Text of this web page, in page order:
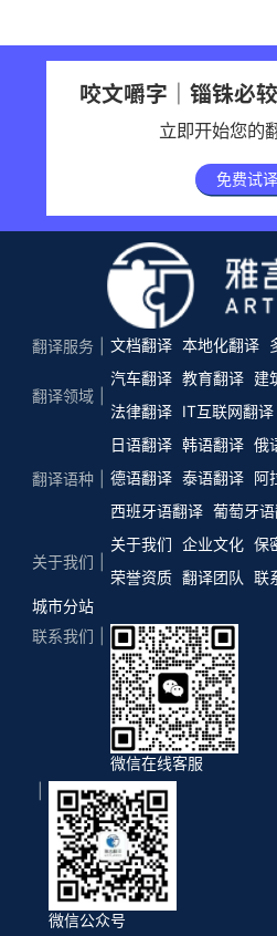
咬文嚼字｜锱铢必
立即开始您的
免费试译
翻译服务 文档翻译 本地化翻译
翻译领域
汽车翻译 教育翻译 建
法律翻译
IT互联网翻译
翻译语种
日语翻译 韩语翻译 俄
德语翻译 泰语翻译 阿
西班牙语翻译 葡萄牙
关于我们
关于我们 企业文化 保
荣誉资质 翻译团队
联
城市分站
联系我们
微信在线客服
微信公众号